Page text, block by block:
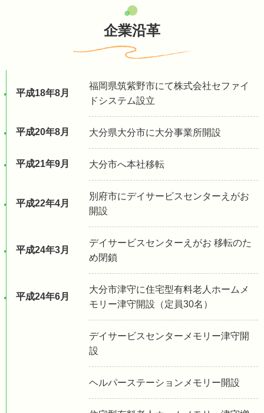
企業沿革
平成18年8月
福岡県筑紫野市にて株式会社セファイ
ドシステム設立
平成20年8月 大分県大分市に大分事業所開設
平成21年9月 大分市へ本社移転
平成22年4月
別府市にデイサービスセンターえがお
開設
平成24年3月
デイサービスセンターえがお 移転のた
め閉鎖
平成24年6月
大分市津守に住宅型有料老人ホームメ
モリー津守開設（定員30名）
デイサービスセンターメモリー津守開
設
ヘルパーステーションメモリー開設